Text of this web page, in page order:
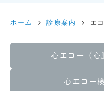
ホーム 診療案内 エ
心エコー（心
心エコー